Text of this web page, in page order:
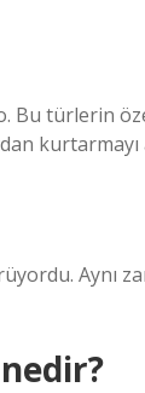
türlerin
Aynı